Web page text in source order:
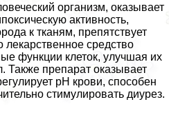
организм, оказывает
активность,
к тканям, препятствует
средство
функции клеток, улучшая их
Также препарат оказывает
рН крови, способен
стимулировать диурез.